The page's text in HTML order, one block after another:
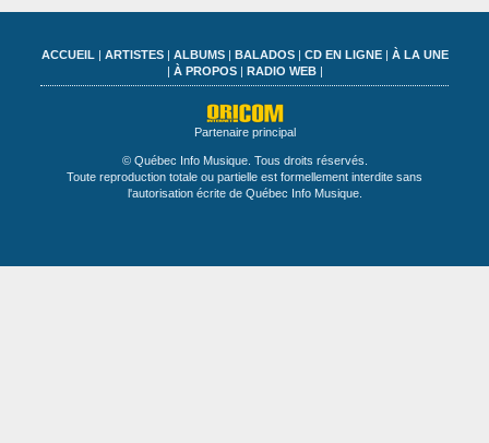
ACCUEIL | ARTISTES| ALBUMS| BALADOS| CD EN LIGNE| À LA UNE
| À PROPOS| RADIO WEB|
Partenaire principal
© Québec Info Musique. Tous droits réservés.
Toute reproduction totale ou partielle est formellement interdite sans
l'autorisation écrite de Québec Info Musique.